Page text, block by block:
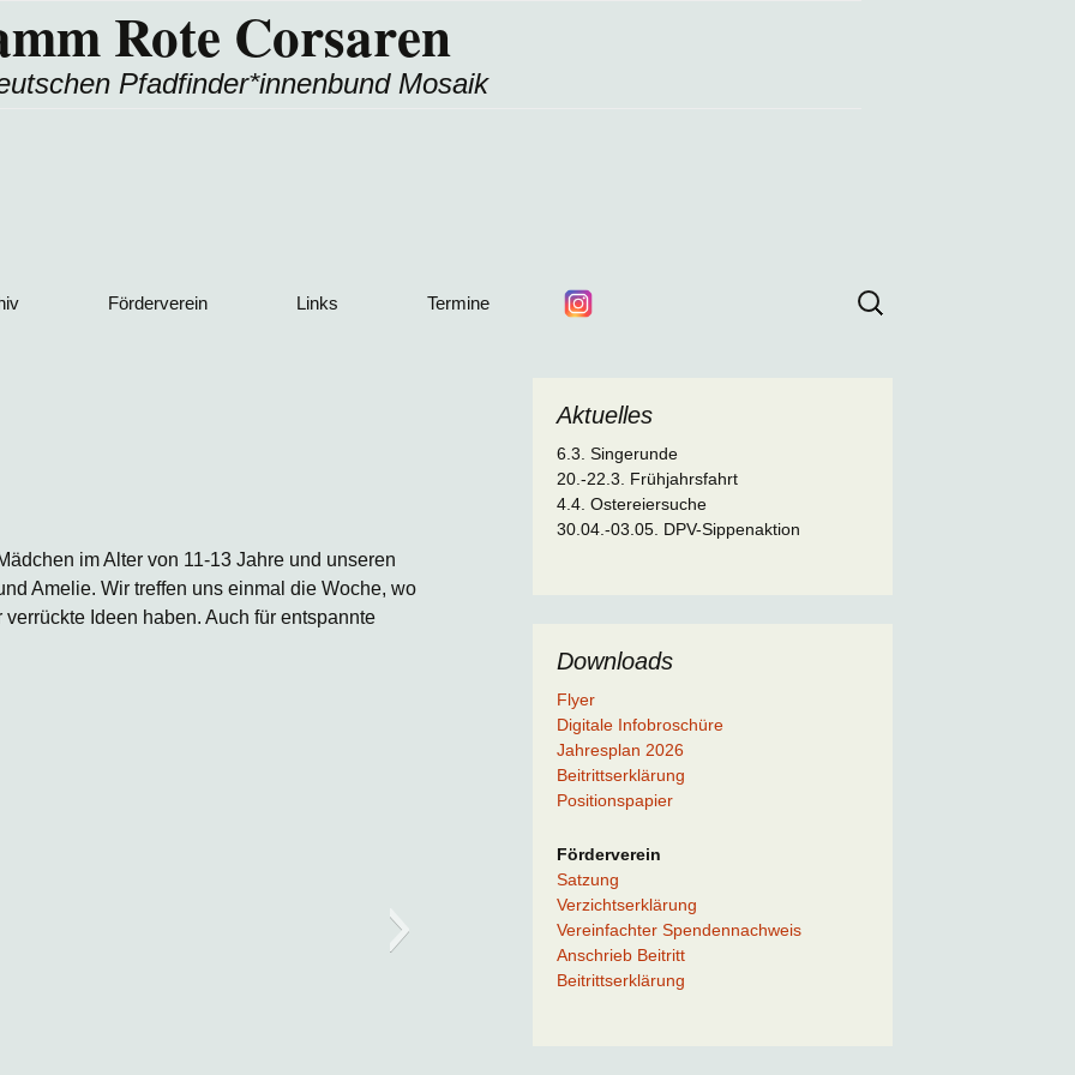
Rote Corsaren
Pfadfinder*innenbund Mosaik
Förderverein Links Termine
Suchen
nach:
im Alter von 11-13 Jahre und unseren
Amelie. Wir treffen uns einmal die Woche, wo
Ideen haben. Auch für entspannte
Aktuelles
6.3. Singerunde
20.-22.3. Frühjahrsfahrt
4.4. Ostereiersuche
30.04.-03.05. DPV-Sippenaktion
Downloads
Flyer
Digitale Infobroschüre
Jahresplan 2026
Beitrittserklärung
Positionspapier
Förderverein
Satzung
Verzichtserklärung
Vereinfachter Spendennachweis
Anschrieb Beitritt
Beitrittserklärung